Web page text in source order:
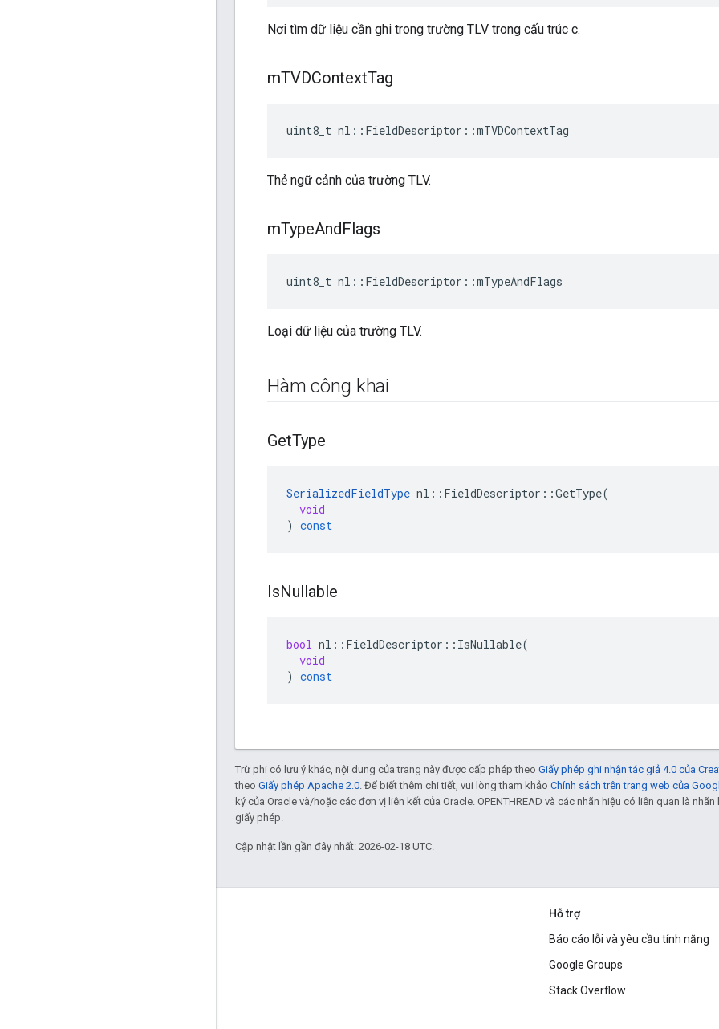
Nơi tìm dữ liệu cần ghi trong trường TLV trong cấu trúc c.
mTVDContextTag
uint8_t nl::FieldDescriptor::mTVDContextTag
Thẻ ngữ cảnh của trường TLV.
mTypeAndFlags
uint8_t nl::FieldDescriptor::mTypeAndFlags
Loại dữ liệu của trường TLV.
Hàm công khai
GetType
SerializedFieldType nl :: FieldDescriptor ::GetType(
void
) const
IsNullable
bool nl :: FieldDescriptor :: IsNullable(
void
) const
Trừ phi có lưu ý khác, nội dung của trang này được cấp phép theo Giấy phép ghi nhận tác giả 4.0 của
theo Giấy phép Apache 2.0. Để biết thêm chi tiết, vui lòng tham khảo Chính sách trên trang web của
ký của Oracle và/hoặc các đơn vị liên kết của Oracle. OPENTHREAD và các nhãn hiệu có liên quan là
giấy phép.
Cập nhật lần gần đây nhất: 2026-02-18 UTC.
Hỗ trợ
Báo cáo lỗi và yêu cầu tính năng
Google Groups
Stack Overflow